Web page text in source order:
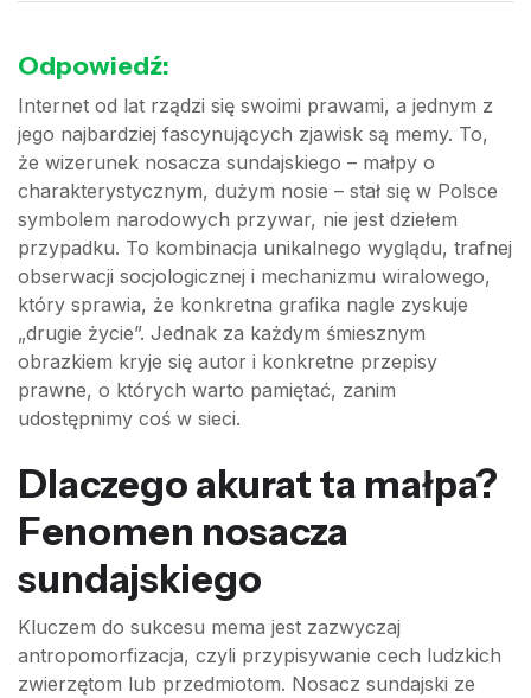
Odpowiedź:
Internet od lat rządzi się swoimi prawami, a jednym z
jego najbardziej fascynujących zjawisk są memy. To,
że wizerunek nosacza sundajskiego – małpy o
charakterystycznym, dużym nosie – stał się w Polsce
symbolem narodowych przywar, nie jest dziełem
przypadku. To kombinacja unikalnego wyglądu, trafnej
obserwacji socjologicznej i mechanizmu wiralowego,
który sprawia, że konkretna grafika nagle zyskuje
„drugie życie”. Jednak za każdym śmiesznym
obrazkiem kryje się autor i konkretne przepisy
prawne, o których warto pamiętać, zanim
udostępnimy coś w sieci.
Dlaczego akurat ta małpa?
Fenomen nosacza
sundajskiego
Kluczem do sukcesu mema jest zazwyczaj
antropomorfizacja, czyli przypisywanie cech ludzkich
zwierzętom lub przedmiotom. Nosacz sundajski ze